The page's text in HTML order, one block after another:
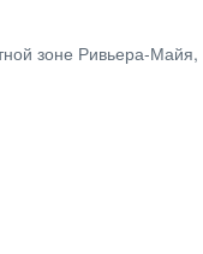
зоне Ривьера-